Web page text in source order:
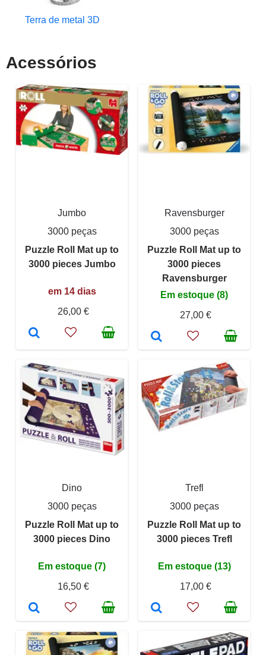
Terra de metal 3D
Acessórios
Jumbo
3000 peças
Puzzle Roll Mat up to
3000 pieces Jumbo
em 14 dias
26,00 €
Ravensburger
3000 peças
Puzzle Roll Mat up to
3000 pieces
Ravensburger
Em estoque (8)
27,00 €
Dino
3000 peças
Puzzle Roll Mat up to
3000 pieces Dino
Em estoque (7)
16,50 €
Trefl
3000 peças
Puzzle Roll Mat up to
3000 pieces Trefl
Em estoque (13)
17,00 €